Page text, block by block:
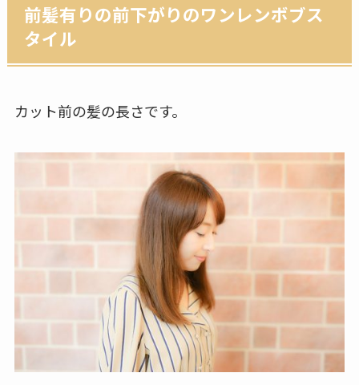
前髪有りの前下がりのワンレンボブス
タイル
カット前の髪の長さです。